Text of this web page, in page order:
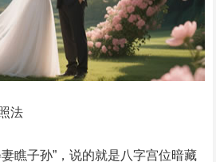
法
瞧子孙”，说的就是八字宫位暗藏